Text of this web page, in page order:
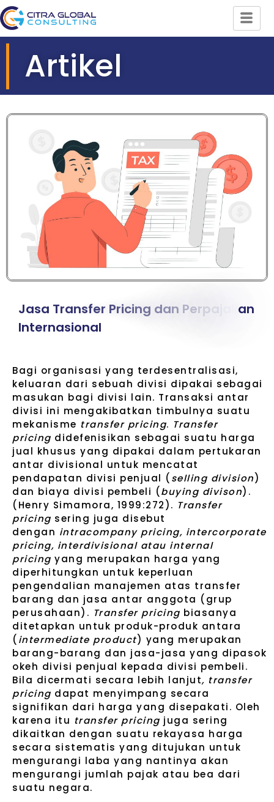
Artikel
Jasa Transfer Pricing dan Perp an
Internasional
Bagi organisasi yang terdesentralisasi,
keluaran dari sebuah divisi dipakai sebagai
masukan bagi divisi lain. Transaksi antar
divisi ini mengakibatkan timbulnya suatu
mekanisme transfer pricing. Transfer
pricing didefenisikan sebagai suatu harga
jual khusus yang dipakai dalam pertukaran
antar divisional untuk mencatat
pendapatan divisi penjual ( selling division)
dan biaya divisi pembeli (buying divison).
(Henry Simamora, 1999:272). Transfer
pricing sering juga disebut
dengan intracompany pricing, intercorporate
pricing, interdivisional atau internal
pricing yang merupakan harga yang
diperhitungkan untuk keperluan
pengendalian manajemen atas transfer
barang dan jasa antar anggota (grup
perusahaan). Transfer pricing biasanya
ditetapkan untuk produk-produk antara
( intermediate product) yang merupakan
barang-barang dan jasa-jasa yang dipasok
okeh divisi penjual kepada divisi pembeli.
Bila dicermati secara lebih lanjut, transfer
pricing dapat menyimpang secara
signifikan dari harga yang disepakati. Oleh
karena itu transfer pricing juga sering
dikaitkan dengan suatu rekayasa harga
secara sistematis yang ditujukan untuk
mengurangi laba yang nantinya akan
mengurangi jumlah pajak atau bea dari
suatu negara.